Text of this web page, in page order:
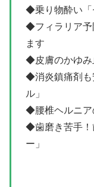
◆乗り物酔い「
◆フィラリア予
ます
◆皮膚のかゆみ
◆消炎鎮痛剤も
ル」
◆腰椎ヘルニア
◆歯磨き苦手！
ー」